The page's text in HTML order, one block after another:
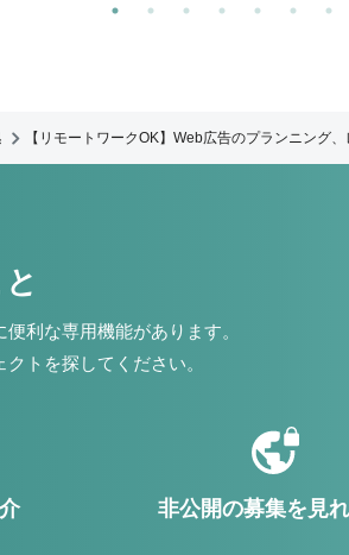
【リモートワークOK】Web広告のプランニング
利な専用機能があります。
トを探してください。
非公開の募集を見